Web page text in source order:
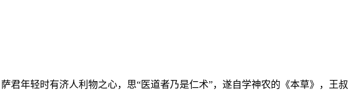
君年轻时有济人利物之心，思“医道者乃是仁术”，遂自学神农的《本草》，王叔